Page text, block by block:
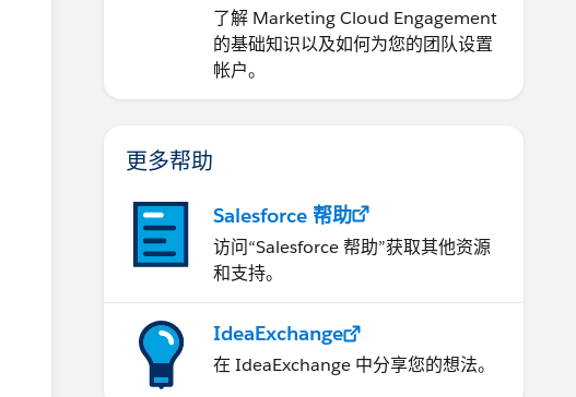
了解 Marketing Cloud Engagement
的基础知识以及如何为您的团队设置
帐户。
更多帮助
Salesforce 帮助
访问“Salesforce 帮助”获取其他资源
和支持。
IdeaExchange
在 IdeaExchange 中分享您的想法。